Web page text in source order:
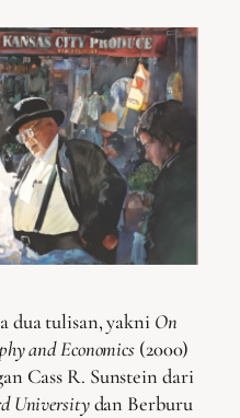
dua tulisan, yakni On
and Economics (2000)
Cass R. Sunstein dari
Universitydan Berburu